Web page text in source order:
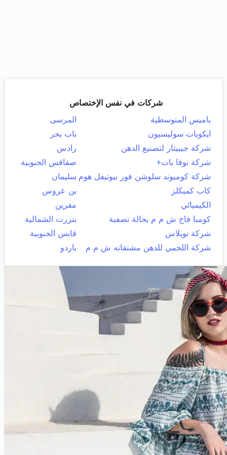
شركات في نفس الإختصاص
باميس المتوسطية
المرسى
ايكوبات سوليسيون
باب بحر
شركة جيبيتار لتصنيع الدهن
رادس
شركة نوفا بات+
صفاقس الجنوبية
شركة كومبوند سلوشن فور بيوتيفل هوم سليمان
كاب كميكلز
بن عروس
الكيميائي
مقرين
كومبا فاج ش م م بحالة تصفية
بنزرت الشمالية
شركة نوبلاس
قابس الجنوبية
شركة اللجمي للدهن مشتقاته ش م م
باردو